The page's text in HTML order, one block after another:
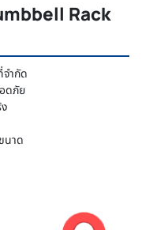
Rack
จำกัด
ดภัย
นาด